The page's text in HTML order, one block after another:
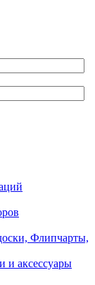
Флипчарты,
и аксессуары